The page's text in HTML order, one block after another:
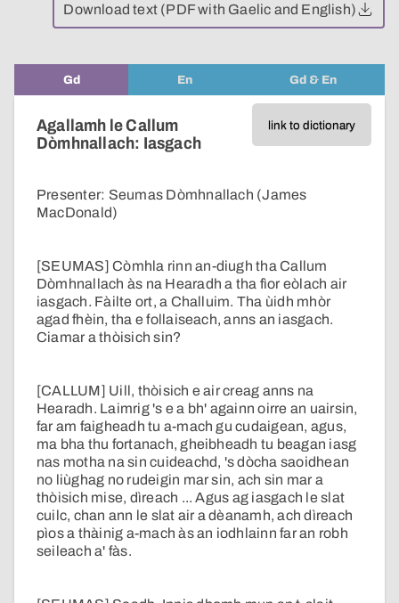
Download text (PDF with Gaelic and English)
Gd En Gd & En
link to dictionary
Agallamh le Callum
Dòmhnallach: Iasgach
Presenter: Seumas Dòmhnallach (James
MacDonald)
[SEUMAS] Còmhla rinn an-diugh tha Callum
Dòmhnallach às na Hearadh a tha fìor eòlach air
iasgach. Fàilte ort, a Challuim. Tha ùidh mhòr
agad fhèin, tha e follaiseach, anns an iasgach.
Ciamar a thòisich sin?
[CALLUM] Uill, thòisich e air creag anns na
Hearadh. Laimrig 's e a bh' againn oirre an uairsin,
far am faigheadh tu a-mach gu cudaigean, agus,
ma bha thu fortanach, gheibheadh tu beagan iasg
nas motha na sin cuideachd, 's dòcha saoidhean
no liùghag no rudeigin mar sin, ach sin mar a
thòisich mise, dìreach ... Agus ag iasgach le slat
cuilc, chan ann le slat air a dèanamh, ach dìreach
pìos a thàinig a-mach às an iodhlainn far an robh
seileach a' fàs.